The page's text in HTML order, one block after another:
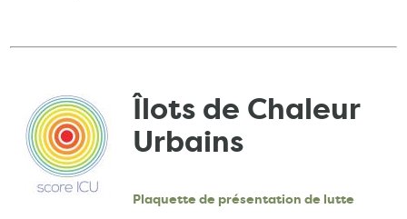
Îlots de Chaleur
Urbains
Plaquette de présentation de lutte